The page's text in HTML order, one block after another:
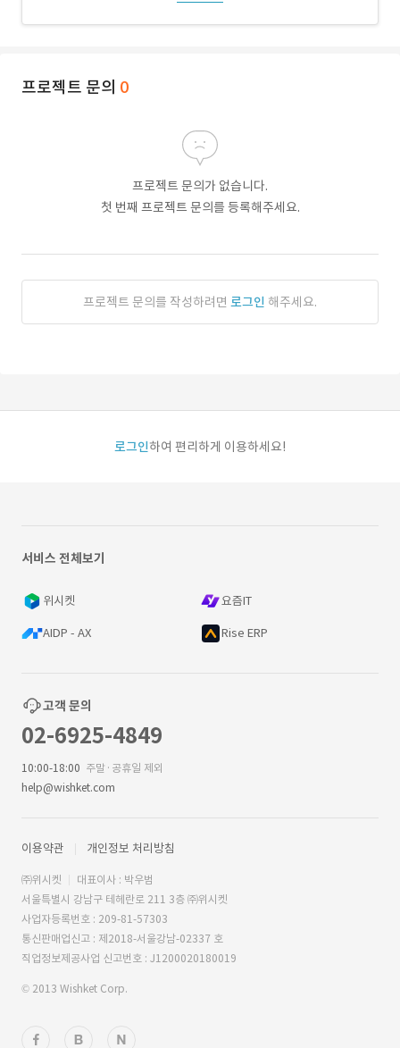
프로젝트 문의 0
프로젝트 문의가 없습니다.
첫 번째 프로젝트 문의를 등록해주세요.
프로젝트 문의를 작성하려면 로그인 해주세요.
로그인하여 편리하게 이용하세요!
서비스 전체보기
위시켓 요즘IT
AIDP - AX Rise ERP
고객 문의
02-6925-4849
10:00-18:00 주말·공휴일 제외
help@wishket.com
이용약관 개인정보 처리방침
㈜위시켓
대표이사 : 박우범
서울특별시 강남구 테헤란로 211 3층 ㈜위시켓
사업자등록번호 : 209-81-57303
통신판매업신고 : 제2018-서울강남-02337 호
직업정보제공사업 신고번호 : J1200020180019
© 2013 Wishket Corp.